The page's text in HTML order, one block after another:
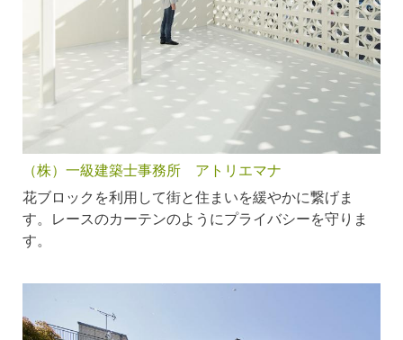
（株）一級建築士事務所 アトリエマナ
花ブロックを利用して街と住まいを緩やかに繋げま
す。レースのカーテンのようにプライバシーを守りま
す。